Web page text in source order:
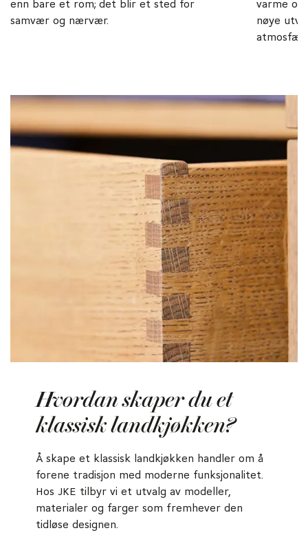
enn bare et rom; det blir et sted for
samvær og nærvær.
varme
nøye
Hvordan skaper du et
klassisk landkjøkken?
Å skape et klassisk landkjøkken handler om å
forene tradisjon med moderne funksjonalitet.
Hos JKE tilbyr vi et utvalg av modeller,
materialer og farger som fremhever den
tidløse designen.